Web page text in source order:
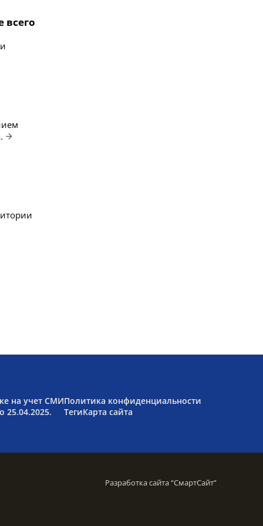
всего
на учет СМИ
25.04.2025.
Политика конфиденциальности
ТегиКарта сайта
Разработка сайта “СмартСайт”